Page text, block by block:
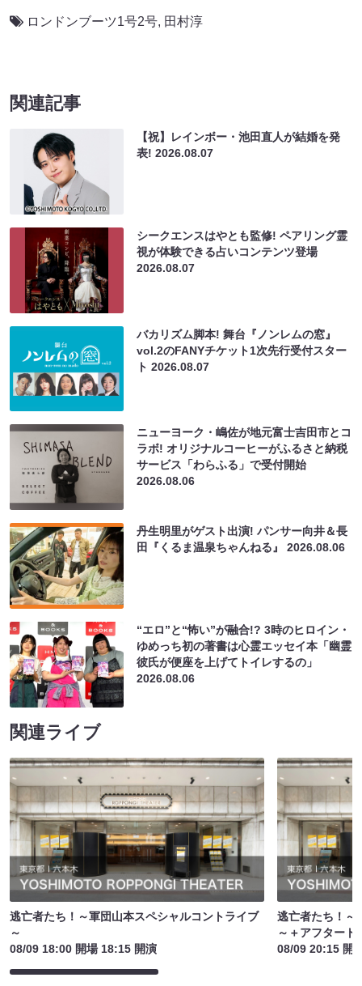
ロンドンブーツ1号2号, 田村淳
関連記事
【祝】レインボー・池田直人が結婚を発
表!2026.08.07
シークエンスはやとも監修! ペアリング霊
視が体験できる占いコンテンツ登場
2026.08.07
バカリズム脚本! 舞台『ノンレムの窓』
vol.2のFANYチケット1次先行受付スター
ト2026.08.07
ニューヨーク・嶋佐が地元富士吉田市とコ
ラボ! オリジナルコーヒーがふるさと納税
サービス「わらふる」で受付開始
2026.08.06
丹生明里がゲスト出演! パンサー向井＆長
田『くるま温泉ちゃんねる』2026.08.06
“エロ”と“怖い”が融合!? 3時のヒロイン・
ゆめっち初の著書は心霊エッセイ本「幽霊
彼氏が便座を上げてトイレするの」
2026.08.06
関連ライブ
逃亡者たち！～軍団山本スペシャルコントライブ
～
08/09 18:00 開場 18:15 開演
逃亡者たち！～
～＋アフタート
08/09 20:15 開